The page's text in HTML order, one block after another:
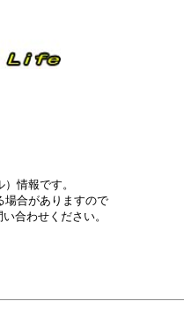
）情報です。
場合がありますので
合わせください。